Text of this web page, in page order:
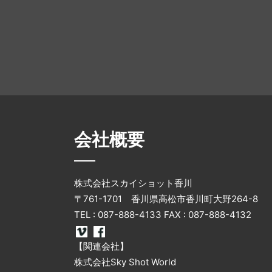
会社概要
株式会社スカイショット香川
〒761-1701 香川県高松市香川町大野264-8
TEL : 087-888-4133 FAX : 087-888-4132
【関連会社】
株式会社Sky Shot World